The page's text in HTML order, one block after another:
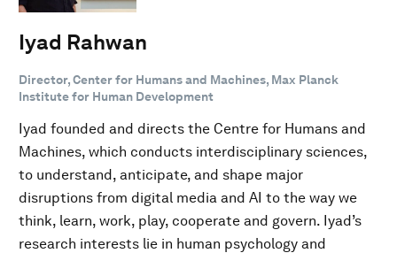
Iyad Rahwan
Director, Center for Humans and Machines, Max Planck
Institute for Human Development
Iyad founded and directs the Centre for Humans and
Machines, which conducts interdisciplinary sciences,
to understand, anticipate, and shape major
disruptions from digital media and AI to the way we
think, learn, work, play, cooperate and govern. Iyad’s
research interests lie in human psychology and